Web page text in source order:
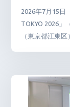
2026年7月15日
TOKYO 2026」
（東京都江東区